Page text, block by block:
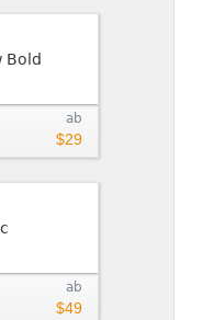
ab
$29
ab
$49